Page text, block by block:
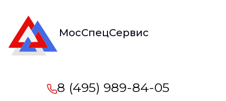
МосСпецСервис
8 (495) 989-84-05